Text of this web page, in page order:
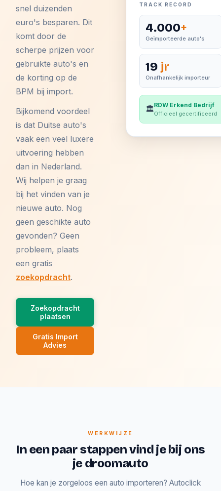
snel duizenden
euro's besparen. Dit
komt door de
scherpe prijzen voor
gebruikte auto's en
de korting op de
BPM bij import.
Bijkomend voordeel
is dat Duitse auto's
vaak een veel luxere
uitvoering hebben
dan in Nederland.
Wij helpen je graag
bij het vinden van je
nieuwe auto. Nog
geen geschikte auto
gevonden? Geen
probleem, plaats
een gratis
zoekopdracht.
Zoekopdracht
plaatsen
Gratis Import
Advies
TRACK RECORD
4.000+
Geïmporteerde auto's
19 jr
Onafhankelijk importeur
🏛️RDW Erkend Bedrijf
Officieel gecertificeerd
WERKWIJZE
In een paar stappen vind je bij ons
je droomauto
Hoe kan je zorgeloos een auto importeren? Autoclick